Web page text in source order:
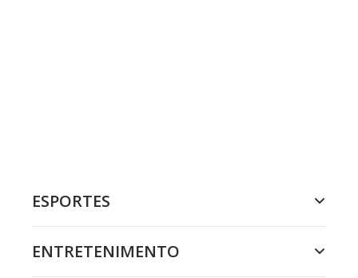
ESPORTES
ENTRETENIMENTO